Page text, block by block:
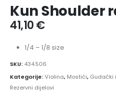
Kun Shoulder
41,10€
1/4 – 1/8 size
SKU: 434.506
Kategorije:Violina, Mostići, Gudački
Rezervni dijelovi